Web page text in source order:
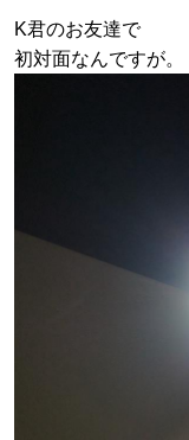
K君のお友達で
初対面なんですが。